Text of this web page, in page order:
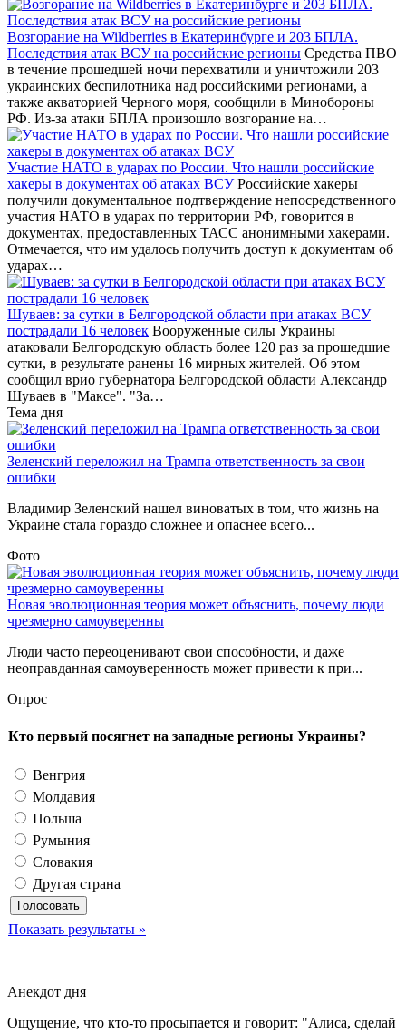
Возгорание на Wildberries в Екатеринбурге и 203 БПЛА.
Последствия атак ВСУ на российские регионы Средства ПВО
в течение прошедшей ночи перехватили и уничтожили 203
украинских беспилотника над российскими регионами, а
также акваторией Черного моря, сообщили в Минобороны
РФ. Из-за атаки БПЛА произошло возгорание на…
Участие НАТО в ударах по России. Что нашли российские
хакеры в документах об атаках ВСУРоссийские хакеры
получили документальное подтверждение непосредственного
участия НАТО в ударах по территории РФ, говорится в
документах, предоставленных ТАСС анонимными хакерами.
Отмечается, что им удалось получить доступ к документам об
ударах…
Шуваев: за сутки в Белгородской области при атаках ВСУ
пострадали 16 человек Вооруженные силы Украины
атаковали Белгородскую область более 120 раз за прошедшие
сутки, в результате ранены 16 мирных жителей. Об этом
сообщил врио губернатора Белгородской области Александр
Шуваев в "Максе". "За…
Тема дня
Зеленский переложил на Трампа ответственность за свои
ошибки
Владимир Зеленский нашел виноватых в том, что жизнь на
Украине стала гораздо сложнее и опаснее всего...
Фото
Новая эволюционная теория может объяснить, почему люди
чрезмерно самоуверенны
Люди часто переоценивают свои способности, и даже
неоправданная самоуверенность может привести к при...
Опрос
Кто первый посягнет на западные регионы Украины?
Венгрия
Молдавия
Польша
Румыния
Словакия
Другая страна
Показать результаты »
Анекдот дня
Ощущение, что кто-то просыпается и говорит: "Алиса, сделай